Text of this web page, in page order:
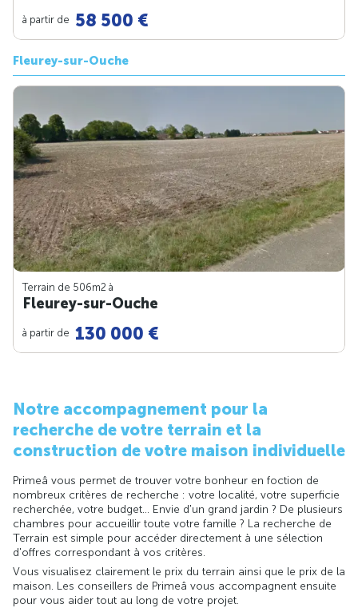
à partir de 58 500 €
Fleurey-sur-Ouche
Terrain de 506m2 à
Fleurey-sur-Ouche
à partir de 130 000 €
Notre accompagnement pour la
recherche de votre terrain et la
construction de votre maison individuelle
Primeâ vous permet de trouver votre bonheur en foction de
nombreux critères de recherche : votre localité, votre superficie
recherchée, votre budget... Envie d'un grand jardin ? De plusieurs
chambres pour accueillir toute votre famille ? La recherche de
Terrain est simple pour accéder directement à une sélection
d'offres correspondant à vos critères.
Vous visualisez clairement le prix du terrain ainsi que le prix de la
maison. Les conseillers de Primeâ vous accompagnent ensuite
pour vous aider tout au long de votre projet.